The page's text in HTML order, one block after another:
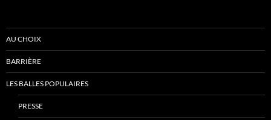
AU CHOIX
BARRIÈRE
LES BALLES POPULAIRES
PRESSE